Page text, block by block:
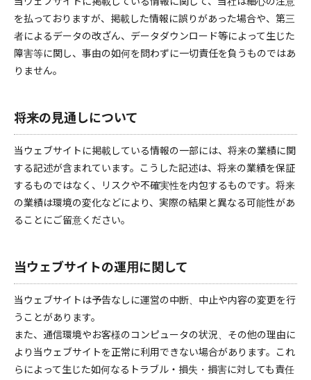
を払っておりますが、掲載した情報に誤りがあった場合や、第三
者によるデータの改ざん、データダウンロード等によって生じた
障害等に関し、事由の如何を問わずに一切責任を負うものではあ
りません。
将来の見通しについて
当ウェブサイトに掲載している情報の一部には、将来の業績に関
する記述が含まれています。こうした記述は、将来の業績を保証
するものではなく、リスクや不確実性を内包するものです。将来
の業績は環境の変化などにより、実際の結果と異なる可能性があ
ることにご留意ください。
当ウェブサイトの運用に関して
当ウェブサイトは予告なしに運営の中断、中止や内容の変更を行
うことがあります。
また、通信環境やお客様のコンピュータの状況、その他の理由に
より当ウェブサイトを正常に利用できない場合があります。これ
らによって生じた如何なるトラブル・損失・損害に対しても責任